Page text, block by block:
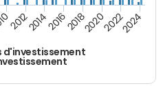
d'investissement
2012201420162018202020222024